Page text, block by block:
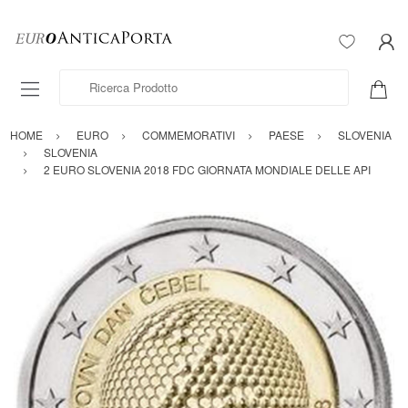
Ricerca Prodotto
HOME EURO COMMEMORATIVI PAESE
SLOVENIA
SLOVENIA
2 EURO SLOVENIA 2018 FDC GIORNATA MONDIALE DELLE API